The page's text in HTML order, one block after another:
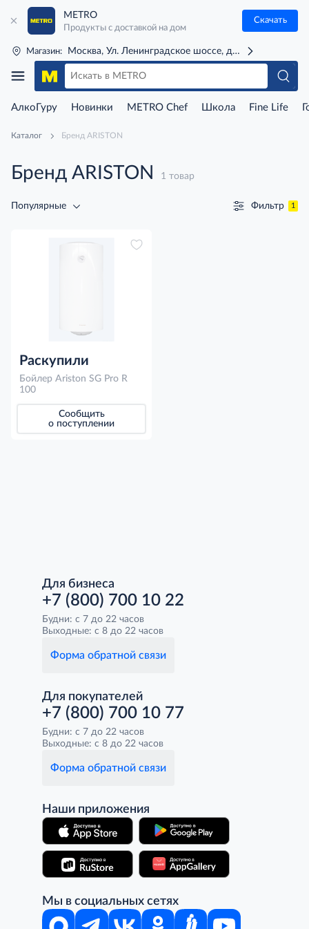
METRO
Продукты с доставкой на дом
Скачать
Магазин: Москва, Ул. Ленинградское шоссе, д. 71Г (м. Речной
АлкоГуру Новинки METRO Chef Школа Fine Life
Каталог Бренд ARISTON
Бренд ARISTON 1 товар
Популярные Фильтр 1
Раскупили
Бойлер Ariston SG Pro R
100
Сообщить
о поступлении
Для бизнеса
+7 (800) 700 10 22
Будни: с 7 до 22 часов
Выходные: с 8 до 22 часов
Форма обратной связи
Для покупателей
+7 (800) 700 10 77
Будни: с 7 до 22 часов
Выходные: с 8 до 22 часов
Форма обратной связи
Наши приложения
Мы в социальных сетях